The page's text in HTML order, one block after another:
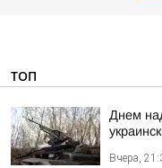
ТОП
Днем
Вчера,